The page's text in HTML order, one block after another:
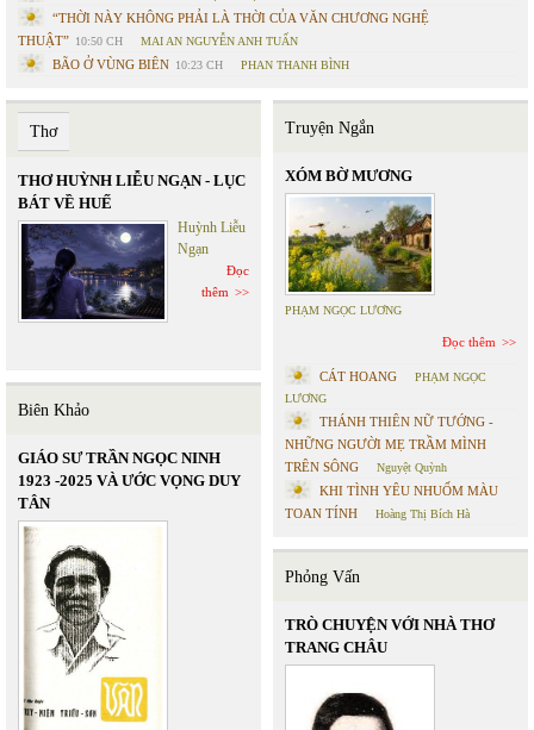
“THỜI NÀY KHÔNG PHẢI LÀ THỜI CỦA VĂN CHƯƠNG NGHỆ
THUẬT” 10:50 CH MAI AN NGUYỄN ANH TUẤN
BÃO Ở VÙNG BIÊN 10:23 CH PHAN THANH BÌNH
Thơ
THƠ HUỲNH LIỄU NGẠN - LỤC
BÁT VỀ HUẾ
Huỳnh Liễu
Ngạn
Đọc
thêm
Biên Khảo
GIÁO SƯ TRẦN NGỌC NINH
1923 -2025 VÀ ƯỚC VỌNG DUY
TÂN
Truyện Ngắn
XÓM BỜ MƯƠNG
PHẠM NGỌC LƯƠNG
Đọc thêm
CÁT HOANG
PHẠM NGỌC
LƯƠNG
THÁNH THIÊN NỮ TƯỚNG -
NHỮNG NGƯỜI MẸ TRẦM MÌNH
TRÊN SÔNG
Nguyệt Quỳnh
KHI TÌNH YÊU NHUỐM MÀU
TOAN TÍNH
Hoàng Thị Bích Hà
Phỏng Vấn
TRÒ CHUYỆN VỚI NHÀ THƠ
TRANG CHÂU